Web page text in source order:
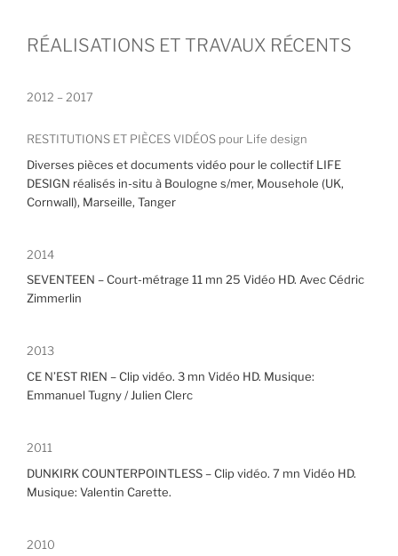
RÉALISATIONS ET TRAVAUX RÉCENTS
2012 – 2017
RESTITUTIONS ET PIÈCES VIDÉOS pour Life design
Diverses pièces et documents vidéo pour le collectif LIFE
DESIGN réalisés in-situ à Boulogne s/mer, Mousehole (UK,
Cornwall), Marseille, Tanger
2014
SEVENTEEN – Court-métrage 11 mn 25 Vidéo HD. Avec Cédric
Zimmerlin
2013
CE N’EST RIEN – Clip vidéo. 3 mn Vidéo HD. Musique:
Emmanuel Tugny / Julien Clerc
2011
DUNKIRK COUNTERPOINTLESS – Clip vidéo. 7 mn Vidéo HD.
Musique: Valentin Carette.
2010